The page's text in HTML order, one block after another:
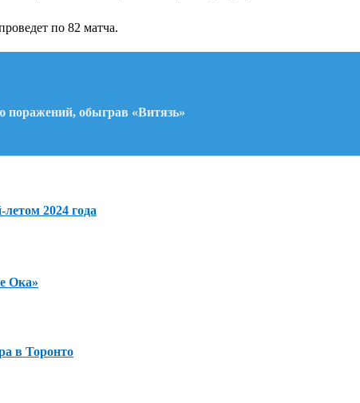
по 82 матча.
поражений, обыграв «Витязь»
2024 года
Ока»
в Торонто